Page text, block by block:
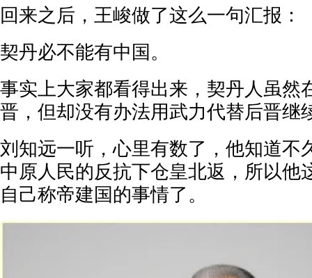
回来之后，王峻做了这么一句汇报：
契丹必不能有中国。
事实上大家都看得出来，契丹人虽然
晋，但却没有办法用武力代替后晋继
刘知远一听，心里有数了，他知道不
中原人民的反抗下仓皇北返，所以他
自己称帝建国的事情了。